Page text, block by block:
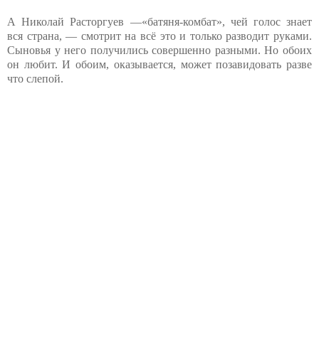
А Николай Расторгуев —«батяня-комбат», чей голос знает
вся страна, — смотрит на всё это и только разводит руками.
Сыновья у него получились совершенно разными. Но обоих
он любит. И обоим, оказывается, может позавидовать разве
что слепой.